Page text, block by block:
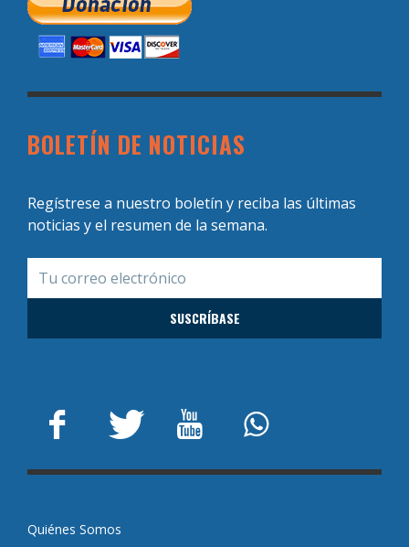
BOLETÍN DE NOTICIAS
Regístrese a nuestro boletín y reciba las últimas
noticias y el resumen de la semana.
Quiénes Somos